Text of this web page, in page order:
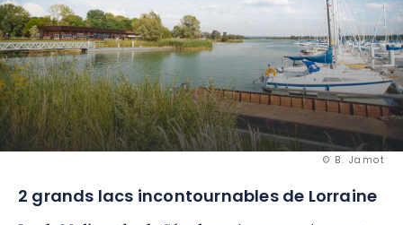
© B. Jamot
2 grands lacs incontournables de Lorraine